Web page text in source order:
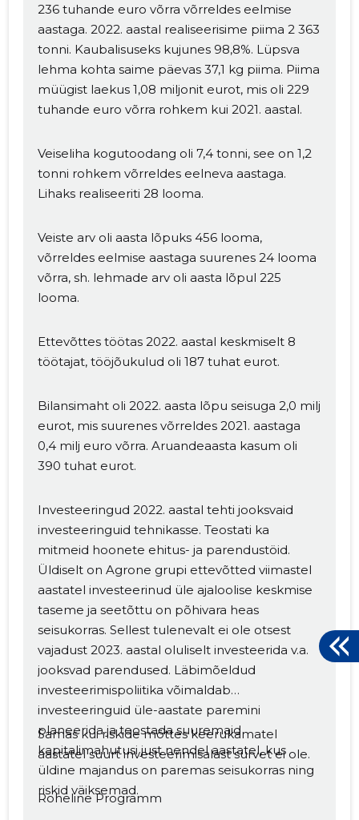
236 tuhande euro võrra võrreldes eelmise
aastaga. 2022. aastal realiseerisime piima 2 363
tonni. Kaubalisuseks kujunes 98,8%. Lüpsva
lehma kohta saime päevas 37,1 kg piima. Piima
müügist laekus 1,08 miljonit eurot, mis oli 229
tuhande euro võrra rohkem kui 2021. aastal.
Veiseliha kogutoodang oli 7,4 tonni, see on 1,2
tonni rohkem võrreldes eelneva aastaga.
Lihaks realiseeriti 28 looma.
Veiste arv oli aasta lõpuks 456 looma,
võrreldes eelmise aastaga suurenes 24 looma
võrra, sh. lehmade arv oli aasta lõpul 225
looma.
Ettevõttes töötas 2022. aastal keskmiselt 8
töötajat, tööjõukulud oli 187 tuhat eurot.
Bilansimaht oli 2022. aasta lõpu seisuga 2,0 milj
eurot, mis suurenes võrreldes 2021. aastaga
0,4 milj euro võrra. Aruandeaasta kasum oli
390 tuhat eurot.
Investeeringud 2022. aastal tehti jooksvaid
investeeringuid tehnikasse. Teostati ka
mitmeid hoonete ehitus- ja parendustöid.
Üldiselt on Agrone grupi ettevõtted viimastel
aastatel investeerinud üle ajaloolise keskmise
taseme ja seetõttu on põhivara heas
seisukorras. Sellest tulenevalt ei ole otsest
vajadust 2023. aastal oluliselt investeerida v.a.
jooksvad parendused. Läbimõeldud
investeerimispoliitika võimaldab
investeeringuid üle-aastate paremini
planeerida ja teostada suuremaid
kapitalimahutusi just nendel aastatel, kus
üldine majandus on paremas seisukorras ning
riskid väiksemad.
Samas kui riskide mõttes keerukamatel
aastatel suurt investeerimisalast survet ei ole.
Roheline Programm